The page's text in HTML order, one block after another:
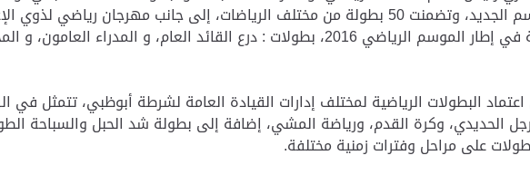
والبطولات التي تم اعتمادها للموسم الجديد، وتضمنت 50 بطولة من مختلف الرياضات، إلى
العام، و المدراء العامون، و المجتمعية، و الرمضانية.
البطولات الرياضية لمختلف إدارات القيادة العامة لشرطة أبوظبي، تتمثل في
الحديدي، وكرة القدم، ورياضة المشي، إضافة إلى بطولة شد الحبل والسباحة
على مراحل وفترات زمنية مختلفة.